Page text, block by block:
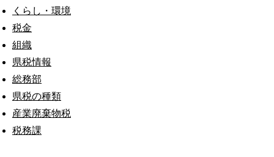
くらし・環境
税金
組織
県税情報
総務部
県税の種類
産業廃棄物税
税務課